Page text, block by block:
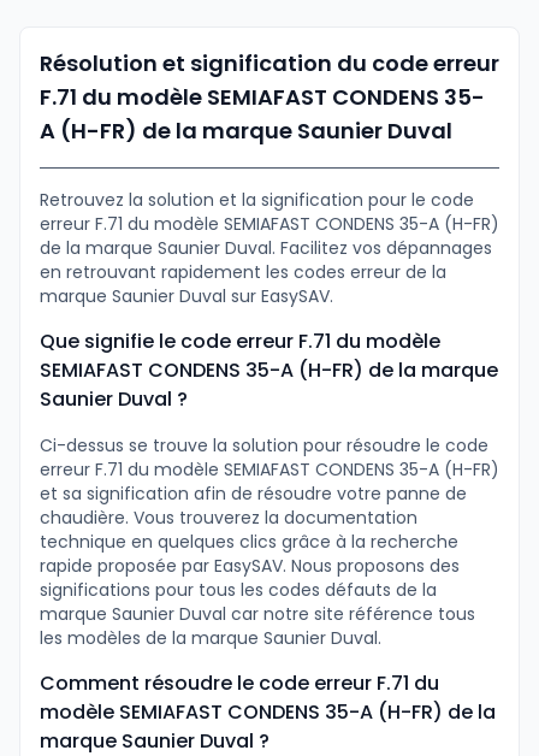
Résolution et signification du code erreur
F.71 du modèle SEMIAFAST CONDENS 35-
A (H-FR) de la marque Saunier Duval
Retrouvez la solution et la signification pour le code
erreur F.71 du modèle SEMIAFAST CONDENS 35-A (H-FR)
de la marque Saunier Duval. Facilitez vos dépannages
en retrouvant rapidement les codes erreur de la
marque Saunier Duval sur EasySAV.
Que signifie le code erreur F.71 du modèle
SEMIAFAST CONDENS 35-A (H-FR) de la marque
Saunier Duval ?
Ci-dessus se trouve la solution pour résoudre le code
erreur F.71 du modèle SEMIAFAST CONDENS 35-A (H-FR)
et sa signification afin de résoudre votre panne de
chaudière. Vous trouverez la documentation
technique en quelques clics grâce à la recherche
rapide proposée par EasySAV. Nous proposons des
significations pour tous les codes défauts de la
marque Saunier Duval car notre site référence tous
les modèles de la marque Saunier Duval.
Comment résoudre le code erreur F.71 du
modèle SEMIAFAST CONDENS 35-A (H-FR) de la
marque Saunier Duval ?